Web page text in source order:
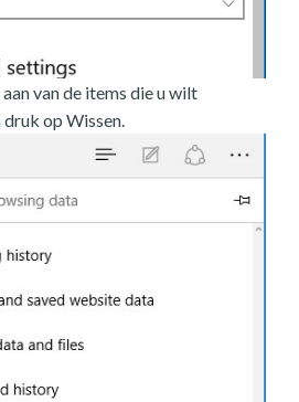
van de items die u wilt
op Wissen.